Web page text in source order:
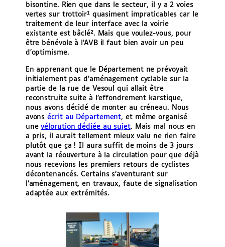
bisontine. Rien que dans le secteur, il y a 2 voies
vertes sur trottoir¹ quasiment impraticables car le
traitement de leur interface avec la voirie
existante est bâclé². Mais que voulez-vous, pour
être bénévole à l’AVB il faut bien avoir un peu
d’optimisme.
En apprenant que le Département ne prévoyait
initialement pas d’aménagement cyclable sur la
partie de la rue de Vesoul qui allait être
reconstruite suite à l’effondrement karstique,
nous avons décidé de monter au créneau. Nous
avonsécrit au Département, et même organisé
unevélorution dédiée au sujet. Mais mal nous en
a pris, il aurait tellement mieux valu ne rien faire
plutôt que ça ! Il aura suffit de moins de 3 jours
avant la réouverture à la circulation pour que déjà
nous recevions les premiers retours de cyclistes
décontenancés. Certains s’aventurant sur
l’aménagement, en travaux, faute de signalisation
adaptée aux extrémités.